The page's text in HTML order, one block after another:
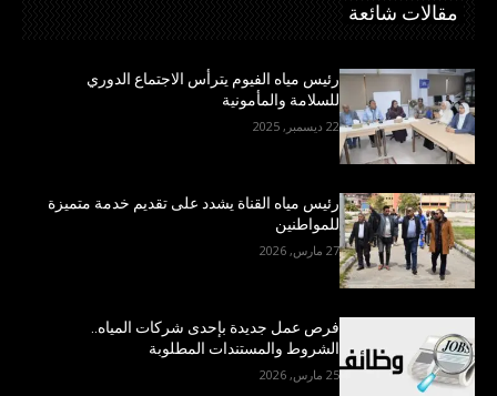
مقالات شائعة
رئيس مياه الفيوم يترأس الاجتماع الدوري
للسلامة والمأمونية
22 ديسمبر, 2025
رئيس مياه القناة يشدد على تقديم خدمة متميزة
للمواطنين
27 مارس, 2026
فرص عمل جديدة بإحدى شركات المياه..
الشروط والمستندات المطلوبة
25 مارس, 2026